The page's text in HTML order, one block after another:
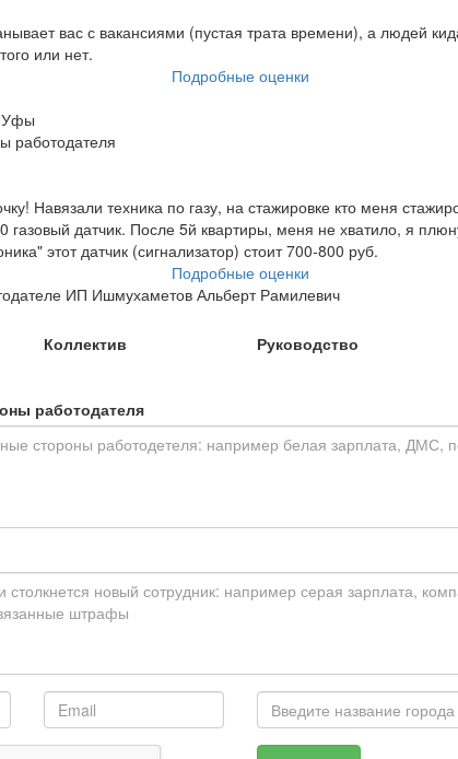
вас с вакансиями (пустая трата времени), а людей
или нет.
Подробные оценки
Уфы
работодателя
Навязали техника по газу, на стажировке кто меня
газовый датчик. После 5й квартиры, меня не хватило, я
этот датчик (сигнализатор) стоит 700-800 руб.
Подробные оценки
ИП Ишмухаметов Альберт Рамилевич
Коллектив Руководство
работодателя